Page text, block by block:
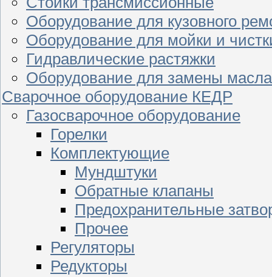
Оборудование для кузовного
Оборудование для мойки и
Гидравлические растяжки
Оборудование для замены масла
Сварочное оборудование КЕДР
Газосварочное оборудование
Горелки
Комплектующие
Мундштуки
Обратные клапаны
Предохранительные
Прочее
Регуляторы
Редукторы